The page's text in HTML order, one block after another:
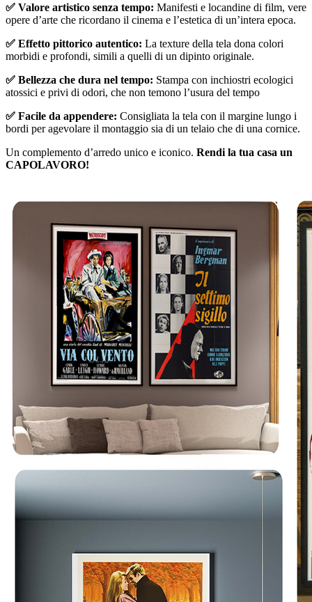
✅ Valore artistico senza tempo: Manifesti e locandine di film, vere
opere d’arte che ricordano il cinema e l’estetica di un’intera epoca.
✅ Effetto pittorico autentico: La texture della tela dona colori
morbidi e profondi, simili a quelli di un dipinto originale.
✅ Bellezza che dura nel tempo: Stampa con inchiostri ecologici
atossici e privi di odori, che non temono l’usura del tempo
✅ Facile da appendere: Consigliata la tela con il margine lungo i
bordi per agevolare il montaggio sia di un telaio che di una cornice.
Un complemento d’arredo unico e iconico. Rendi la tua casa un
CAPOLAVORO!